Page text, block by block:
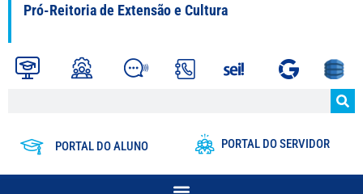
Pró-Reitoria de Extensão e Cultura
PORTAL DO ALUNO PORTAL DO SERVIDOR